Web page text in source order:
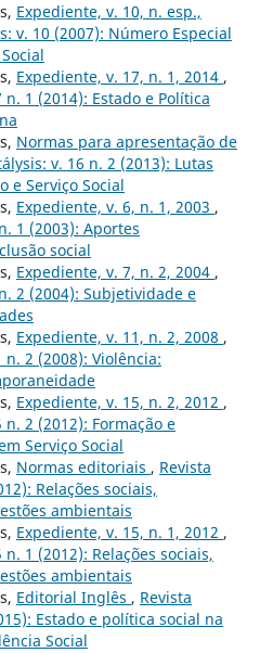
Expediente, v. 10, n. esp.,
v. 10 (2007): Número Especial
Expediente, v. 17, n. 1, 2014 ,
n. 1 (2014): Estado e Política
Normas para apresentação de
v. 16 n. 2 (2013): Lutas
e Serviço Social
Expediente, v. 6, n. 1, 2003 ,
1 (2003): Aportes
social
Expediente, v. 7, n. 2, 2004 ,
2 (2004): Subjetividade e
Expediente, v. 11, n. 2, 2008 ,
n. 2 (2008): Violência:
Expediente, v. 15, n. 2, 2012 ,
n. 2 (2012): Formação e
Serviço Social
Normas editoriais , Revista
Relações sociais,
ambientais
Expediente, v. 15, n. 1, 2012 ,
1 (2012): Relações sociais,
ambientais
Editorial Inglês , Revista
Estado e política social na
Social